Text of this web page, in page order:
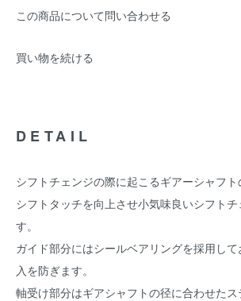
この商品について問い合わせる
買い物を続ける
DETAIL
シフトチェンジの際に起こるギアーシャフト
シフトタッチを向上させ小気味良いシフトチ
す。
ガイド部分にはシールベアリングを採用し
入を防ぎます。
軸受け部分はギアシャフトの径に合わせた